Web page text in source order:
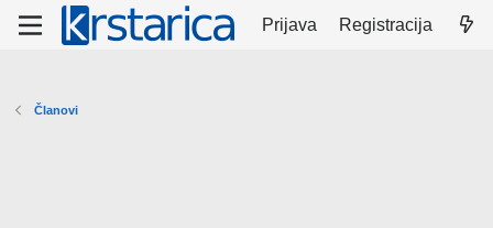
Prijava Registracija
Članovi